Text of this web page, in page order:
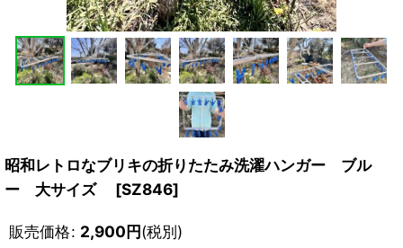
昭和レトロなブリキの折りたたみ洗濯ハンガー ブル
ー 大サイズ
[SZ846]
販売価格: 2,900円(税別)